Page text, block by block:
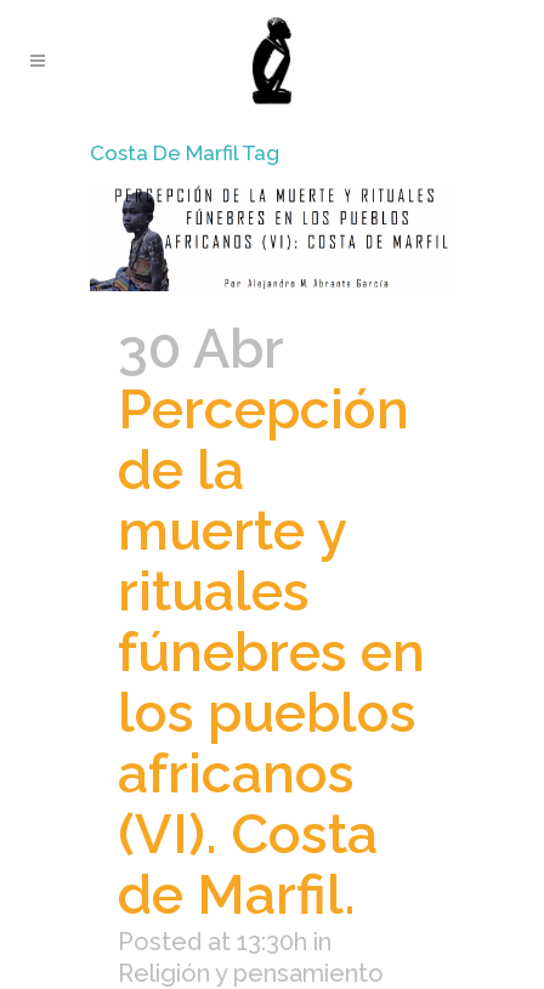
Costa De Marfil Tag
30 Abr
Percepción
de la
muerte y
rituales
fúnebres en
los pueblos
africanos
(VI). Costa
de Marfil.
Posted at 13:30h in
Religión y pensamiento